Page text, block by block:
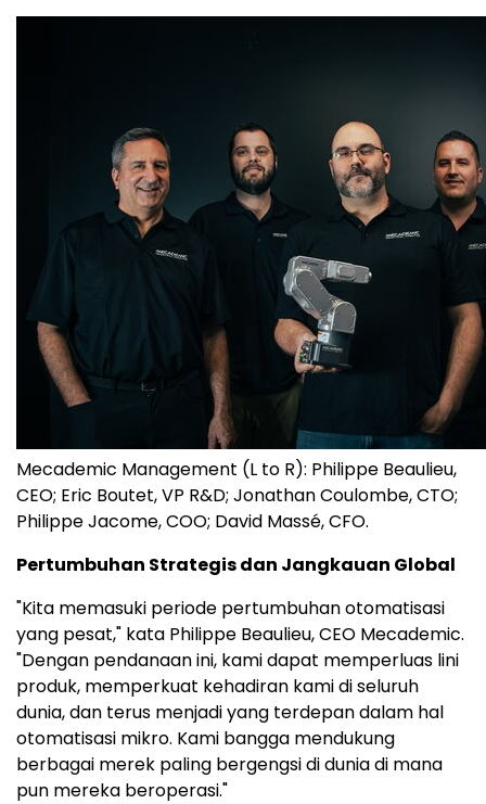
Mecademic Management (L to R): Philippe Beaulieu,
CEO; Eric Boutet, VP R&D; Jonathan Coulombe, CTO;
Philippe Jacome, COO; David Massé, CFO.
Pertumbuhan Strategis dan Jangkauan Global
"Kita memasuki periode pertumbuhan otomatisasi
yang pesat," kata Philippe Beaulieu, CEO Mecademic.
"Dengan pendanaan ini, kami dapat memperluas lini
produk, memperkuat kehadiran kami di seluruh
dunia, dan terus menjadi yang terdepan dalam hal
otomatisasi mikro. Kami bangga mendukung
berbagai merek paling bergengsi di dunia di mana
pun mereka beroperasi."